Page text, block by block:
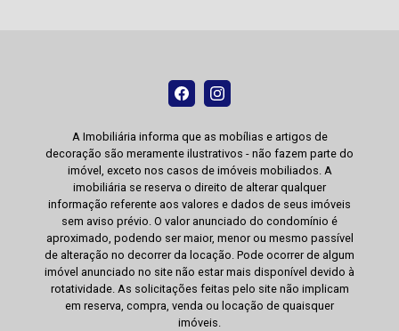
A Imobiliária informa que as mobílias e artigos de
decoração são meramente ilustrativos - não fazem parte do
imóvel, exceto nos casos de imóveis mobiliados. A
imobiliária se reserva o direito de alterar qualquer
informação referente aos valores e dados de seus imóveis
sem aviso prévio. O valor anunciado do condomínio é
aproximado, podendo ser maior, menor ou mesmo passível
de alteração no decorrer da locação. Pode ocorrer de algum
imóvel anunciado no site não estar mais disponível devido à
rotatividade. As solicitações feitas pelo site não implicam
em reserva, compra, venda ou locação de quaisquer
imóveis.